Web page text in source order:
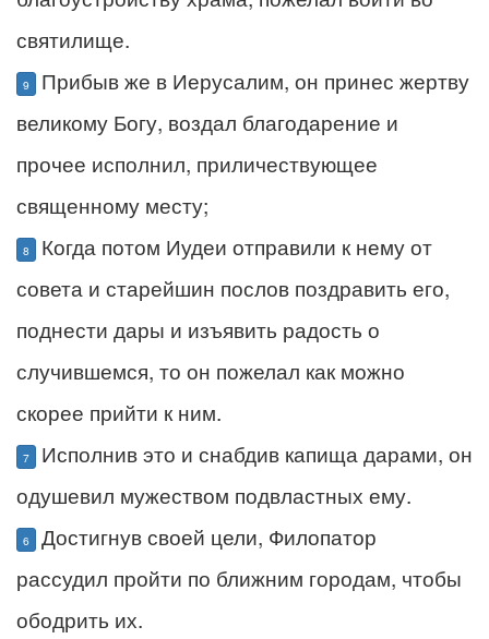
святилище.
9
Прибыв же в Иерусалим, он принес жертву
великому Богу, воздал благодарение и
прочее исполнил, приличествующее
священному месту;
8
Когда потом Иудеи отправили к нему от
совета и старейшин послов поздравить его,
поднести дары и изъявить радость о
случившемся, то он пожелал как можно
скорее прийти к ним.
7
Исполнив это и снабдив капища дарами, он
одушевил мужеством подвластных ему.
6
Достигнув своей цели, Филопатор
рассудил пройти по ближним городам, чтобы
ободрить их.